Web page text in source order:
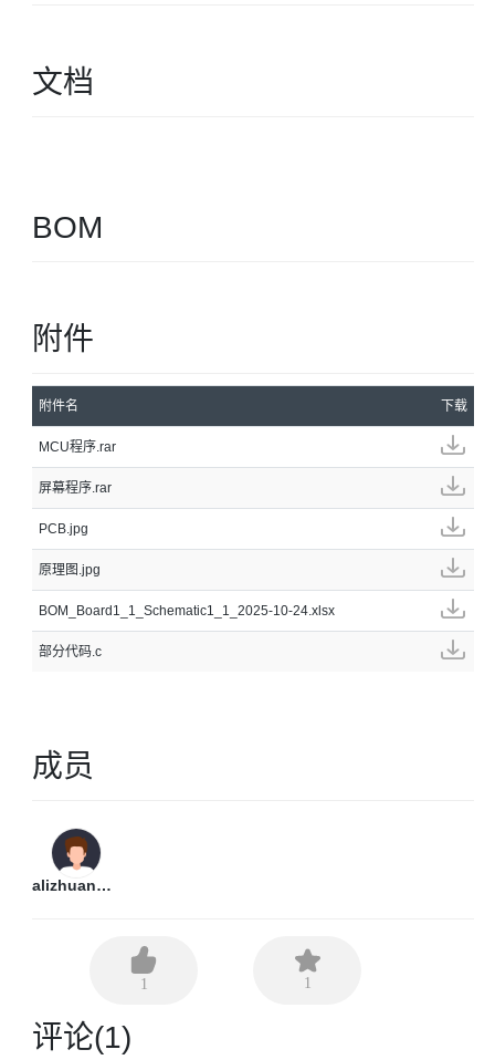
文档
BOM
附件
附件名 下载
MCU程序.rar
屏幕程序.rar
PCB.jpg
原理图.jpg
BOM_Board1_1_Schematic1_1_2025-10-24.xlsx
部分代码.c
成员
alizhuangfei
1 1
评论(1)